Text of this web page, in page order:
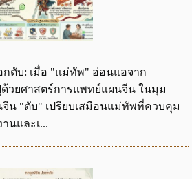
ตับ: เมื่อ "แม่ทัพ" อ่อนแอจาก
วยศาสตร์การแพทย์แผนจีน ในมุม
น "ตับ" เปรียบเสมือนแม่ทัพที่ควบคุม
นและเ...